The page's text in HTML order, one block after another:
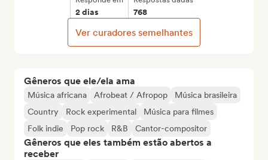
Gêneros que ele/ela ama
Música africana Afrobeat / Afropop
Música brasileira
Country
Rock experimental
Música para filmes
Folk indie
Pop rock R&B Cantor-compositor
Gêneros que eles também estão abertos a
receber
2 dias 768
Ver curadores semelhantes